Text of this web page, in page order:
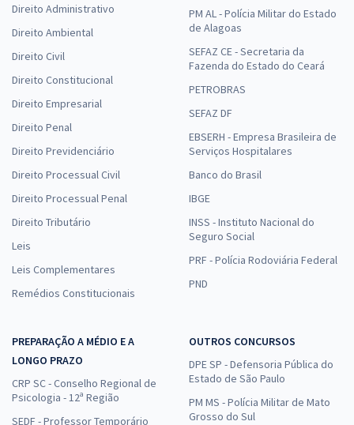
Direito Administrativo
Direito Ambiental
Direito Civil
Direito Constitucional
Direito Empresarial
Direito Penal
Direito Previdenciário
Direito Processual Civil
Direito Processual Penal
Direito Tributário
Leis
Leis Complementares
Remédios Constitucionais
PM AL - Polícia Militar do Estado
de Alagoas
SEFAZ CE - Secretaria da
Fazenda do Estado do Ceará
PETROBRAS
SEFAZ DF
EBSERH - Empresa Brasileira de
Serviços Hospitalares
Banco do Brasil
IBGE
INSS - Instituto Nacional do
Seguro Social
PRF - Polícia Rodoviária Federal
PND
PREPARAÇÃO A MÉDIO E A
LONGO PRAZO
CRP SC - Conselho Regional de
Psicologia - 12ª Região
SEDF - Professor Temporário
OUTROS CONCURSOS
DPE SP - Defensoria Pública do
Estado de São Paulo
PM MS - Polícia Militar de Mato
Grosso do Sul